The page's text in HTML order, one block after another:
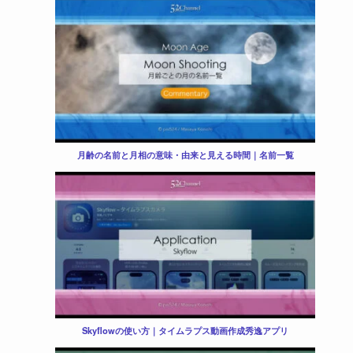
月齢の名前と月相の意味・由来と見える時間｜名前一覧
Skyflowの使い方｜タイムラプス動画作成秀逸アプリ